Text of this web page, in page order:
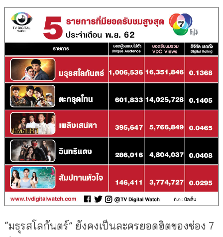
“มธุรสโลกันตร์” ยังคงเป็นละครยอดฮิตของช่อง 7